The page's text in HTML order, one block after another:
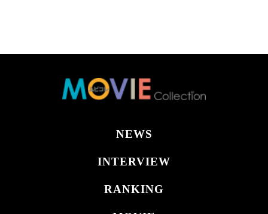
NEWS
INTERVIEW
RANKING